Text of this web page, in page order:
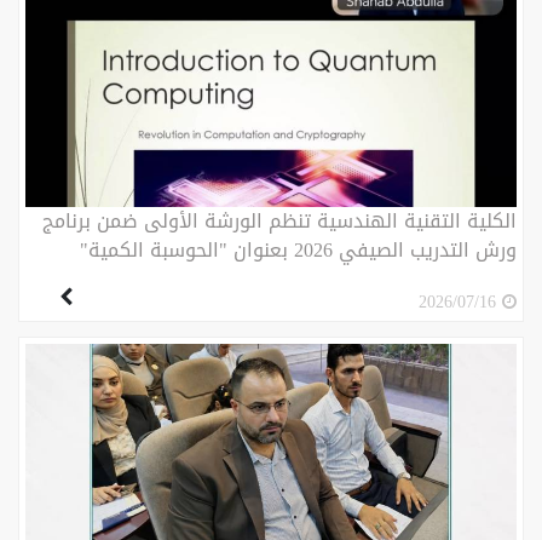
الكلية التقنية الهندسية تنظم الورشة الأولى ضمن برنامج
ورش التدريب الصيفي 2026 بعنوان "الحوسبة الكمية"
2026/07/16